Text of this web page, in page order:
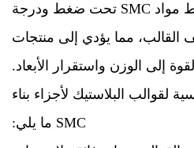
تتضمن عملية التصنيع ضغط مواد SMC تحت ضغط ودرجة
القالب، مما يؤدي إلى منتجات
إلى الوزن واستقرار الأبعاد.
لقوالب البلاستيك لأجزاء بناء
SMC ما يلي: